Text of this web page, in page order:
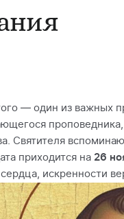
— один из важных
Святителя
приходится на 26
искренности